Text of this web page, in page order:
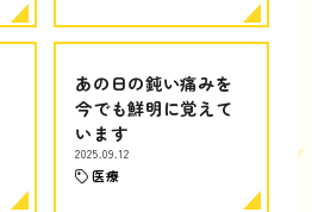
あの日の鈍い痛みを
今でも鮮明に覚えて
います
2025.09.12
医療